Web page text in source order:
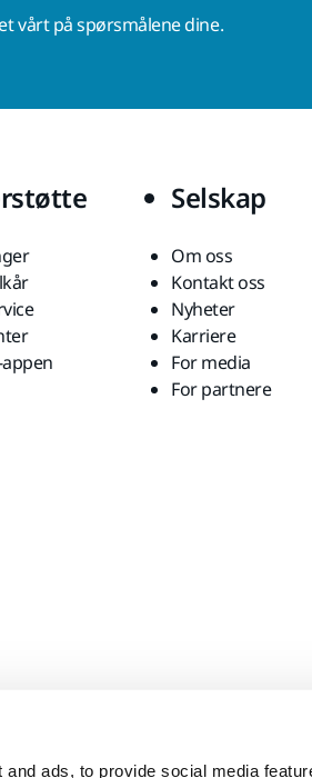
ads, to provide social media
vårt på spørsmålene dine.
Selskap
Om oss
Kontakt oss
Nyheter
Karriere
For media
For partnere